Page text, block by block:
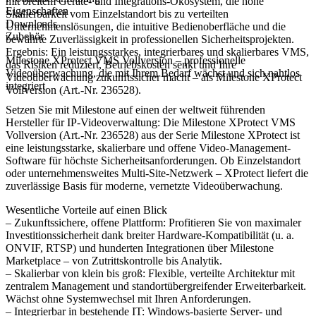
Skalierbarkeit vom Einzelstandort bis zu verteilten
Unternehmenslösungen, die intuitive Bedienoberfläche und die
bewährte Zuverlässigkeit in professionellen Sicherheitsprojekten.
Ergebnis: Ein leistungsstarkes, integrierbares und skalierbares VMS,
das Risiken reduziert, Betriebskosten senkt und Ihre
Videoüberwachung zukunftssicher macht – als Milestone XProtect
Vollversion (Art.-Nr. 236528).
Eigenschaften
Downloads
Zubehör
Milestone XProtect VMS Vollversion – professionelle
Videoüberwachung, die mit Ihrem Bedarf wächst und sich nahtlos
integriert
Setzen Sie mit Milestone auf einen der weltweit führenden
Hersteller für IP-Videoverwaltung: Die Milestone XProtect VMS
Vollversion (Art.-Nr. 236528) aus der Serie Milestone XProtect ist
eine leistungsstarke, skalierbare und offene Video-Management-
Software für höchste Sicherheitsanforderungen. Ob Einzelstandort
oder unternehmensweites Multi-Site-Netzwerk – XProtect liefert die
zuverlässige Basis für moderne, vernetzte Videoüberwachung.
Wesentliche Vorteile auf einen Blick
– Zukunftssichere, offene Plattform: Profitieren Sie von maximaler
Investitionssicherheit dank breiter Hardware-Kompatibilität (u. a.
ONVIF, RTSP) und hunderten Integrationen über Milestone
Marketplace – von Zutrittskontrolle bis Analytik.
– Skalierbar von klein bis groß: Flexible, verteilte Architektur mit
zentralem Management und standortübergreifender Erweiterbarkeit.
Wächst ohne Systemwechsel mit Ihren Anforderungen.
– Integrierbar in bestehende IT: Windows-basierte Server- und